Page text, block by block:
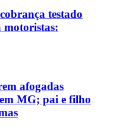
testado
motoristas:
afogadas
MG; pai e filho